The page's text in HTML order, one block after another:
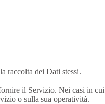
raccolta dei Dati stessi.
il Servizio. Nei casi in cui
o sulla sua operatività.